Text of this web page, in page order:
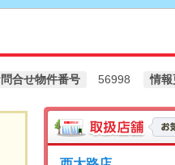
合せ物件番号 56998 情報